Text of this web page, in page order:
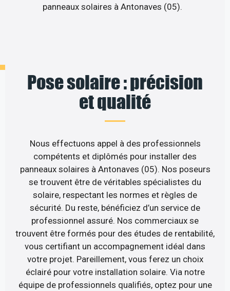
panneaux solaires à Antonaves (05).
Pose solaire : précision
et qualité
Nous effectuons appel à des professionnels
compétents et diplômés pour installer des
panneaux solaires à Antonaves (05). Nos poseurs
se trouvent être de véritables spécialistes du
solaire, respectant les normes et règles de
sécurité. Du reste, bénéficiez d’un service de
professionnel assuré. Nos commerciaux se
trouvent être formés pour des études de rentabilité,
vous certifiant un accompagnement idéal dans
votre projet. Pareillement, vous ferez un choix
éclairé pour votre installation solaire. Via notre
équipe de professionnels qualifiés, optez pour une